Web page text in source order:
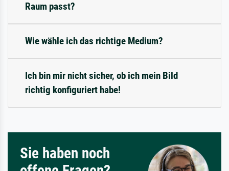
Raum passt?
Wie wähle ich das richtige Medium?
Ich bin mir nicht sicher, ob ich mein Bild
richtig konfiguriert habe!
Sie haben noch